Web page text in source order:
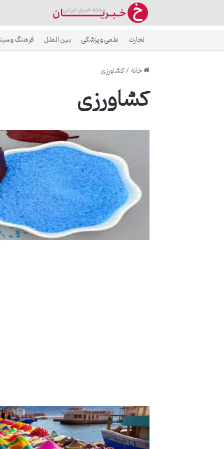
تجارت علمی و پزشکی بین الملل فرهنگ و
خانه/کشاورزی
کشاورزی